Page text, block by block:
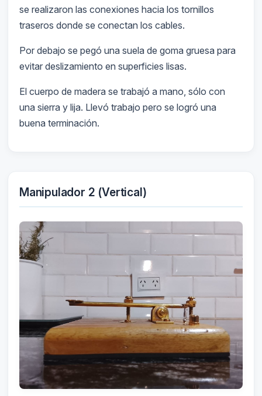
se realizaron las conexiones hacia los tornillos
traseros donde se conectan los cables.
Por debajo se pegó una suela de goma gruesa para
evitar deslizamiento en superficies lisas.
El cuerpo de madera se trabajó a mano, sólo con
una sierra y lija. Llevó trabajo pero se logró una
buena terminación.
Manipulador 2 (Vertical)